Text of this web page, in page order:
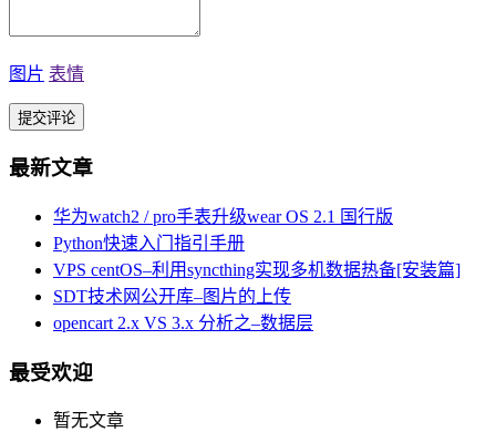
图片 表情
最新文章
华为watch2 / pro手表升级wear OS 2.1 国行版
Python快速入门指引手册
VPS centOS–利用syncthing实现多机数据热备[安装篇]
SDT技术网公开库–图片的上传
opencart 2.x VS 3.x 分析之–数据层
最受欢迎
暂无文章